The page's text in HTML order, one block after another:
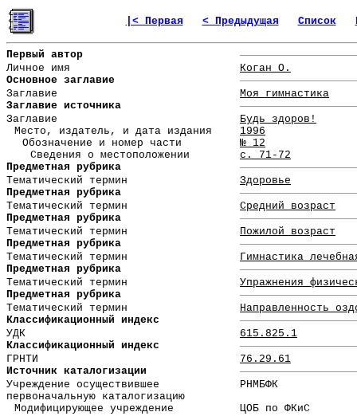
|< Первая < Предыдущая Список
Первый автор
Личное имя
Коган О.
Основное заглавие
Заглавие
Моя гимнастика
Заглавие источника
Заглавие
Будь здоров!
Место, издатель, и дата издания
1996
Обозначение и номер части
№ 12
Сведения о местоположении
с. 71-72
Предметная рубрика
Тематический термин
Здоровье
Предметная рубрика
Тематический термин
Средний возраст
Предметная рубрика
Тематический термин
Пожилой возраст
Предметная рубрика
Тематический термин
Гимнастика
Предметная рубрика
Тематический термин
Упражнения
Предметная рубрика
Тематический термин
Направленность
Классификационный индекс
УДК
615.825.1
Классификационный индекс
ГРНТИ
76.29.61
Источник каталогизации
Учреждение осуществившее
первоначальную каталогизацию
РНМБФК
Модифицирующее учреждение
ЦОБ по ФКиС